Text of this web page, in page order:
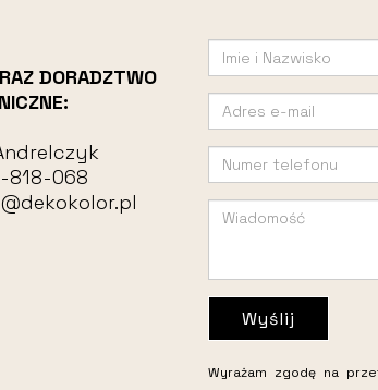
DORADZTWO
818-068
Wyślij
Wyrażam zgodę na